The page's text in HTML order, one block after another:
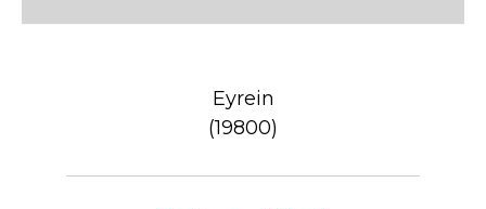
Eyrein
(19800)